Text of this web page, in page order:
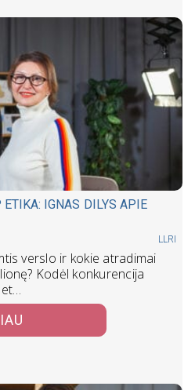
IGNAS DILYS APIE
LLRI
verslo ir kokie atradimai
Kodėl konkurencija